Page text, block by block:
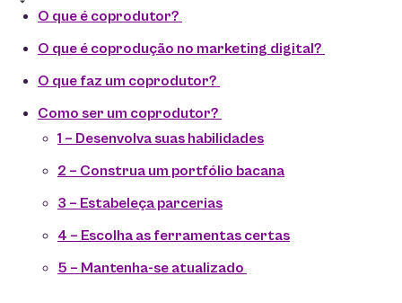
O que é coprodutor?
O que é coprodução no marketing digital?
O que faz um coprodutor?
Como ser um coprodutor?
1 – Desenvolva suas habilidades
2 – Construa um portfólio bacana
3 – Estabeleça parcerias
4 – Escolha as ferramentas certas
5 – Mantenha-se atualizado